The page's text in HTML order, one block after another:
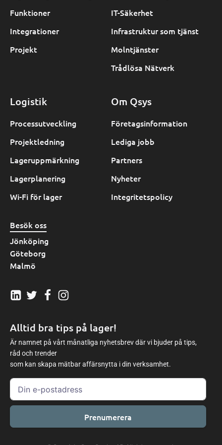
Funktioner
Integrationer
Projekt
IT-Säkerhet
Infrastruktur som tjänst
Molntjänster
Trådlösa Nätverk
Logistik
Processutveckling
Projektledning
Lageruppmärkning
Lagerplanering
Wi-Fi för lager
Om Qsys
Företagsinformation
Lediga jobb
Partners
Nyheter
Integritetspolicy
Besök oss
Jönköping
Göteborg
Malmö
Alltid bra tips på lager!
Är namnet på vårt månatliga nyhetsbrev där vi bjuder på tips,
råd och trender
som kan skapa mätbar affärsnytta i din verksamhet.
Prenumerera